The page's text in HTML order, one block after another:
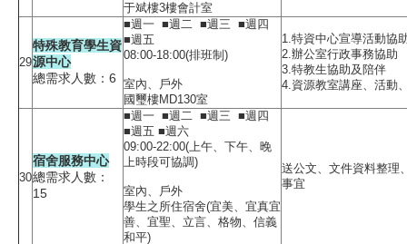
于斌樓3樓會計室
29
特殊教育學生資
源中心
總需求人數：6
■週一 ■週二 ■週三 ■週四
■週五
08:00-18:00(排班制)
室內、戶外
國璽樓MD130室
1.特資中心宣導活動協
2.辦公室行政事務協助
3.特教生協助及陪伴
4.資源教室講座、活動
30
宿舍服務中心
總需求人數：
15
■週一 ■週二 ■週三 ■週四
■週五 ■週六
09:00-22:00(上午、下午、晚
上時段可協調)
室內、戶外
學生之所住宿舍(宜美、宜真宜
善、宜聖、立言、格物、信義
和平)
送公文、文件資料整理
事宜